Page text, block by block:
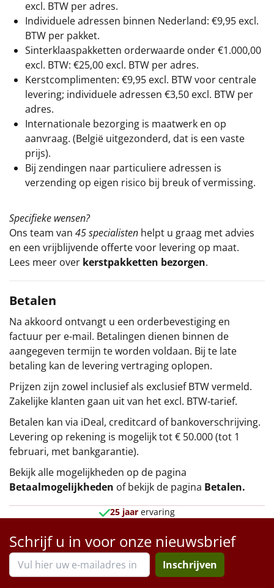
excl. BTW per adres.
Individuele adressen binnen Nederland: €9,95 excl.
BTW per pakket.
Sinterklaaspakketten orderwaarde onder €1.000,00
excl. BTW: €25,00 excl. BTW per adres.
Kerstcomplimenten: €9,95 excl. BTW voor centrale
levering; individuele adressen €3,50 excl. BTW per
adres.
Internationale bezorging is maatwerk en op
aanvraag. (België uitgezonderd, dat is een vaste
prijs).
Bij zendingen naar particuliere adressen is
verzending op eigen risico bij breuk of vermissing.
Specifieke wensen?
Ons team van 45 specialisten helpt u graag met advies
en een vrijblijvende offerte voor levering op maat.
Lees meer over kerstpakketten bezorgen.
Betalen
Na akkoord ontvangt u een orderbevestiging en
factuur per e-mail. Betalingen dienen binnen de
aangegeven termijn te worden voldaan. Bij te late
betaling kan de levering vertraging oplopen.
Prijzen zijn zowel inclusief als exclusief BTW vermeld.
Zakelijke klanten gaan uit van het excl. BTW-tarief.
Betalen kan via iDeal, creditcard of bankoverschrijving.
Levering op rekening is mogelijk tot € 50.000 (tot 1
februari, met bankgarantie).
Bekijk alle mogelijkheden op de pagina
Betaalmogelijkheden of bekijk de pagina Betalen.
25 jaar ervaring
Schrijf u in voor onze nieuwsbrief
Inschrijven